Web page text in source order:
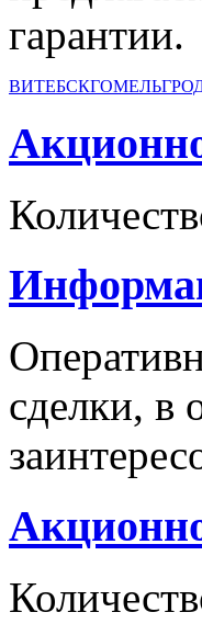
гарантии.
ВИТЕБСКГОМЕЛЬ
сделки, в